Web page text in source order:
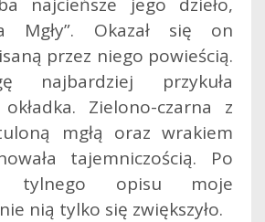
Mgły”. Okazał się on
przez niego powieścią.
najbardziej przykuła
Zielono-czarna z
mgłą oraz wrakiem
tajemniczością. Po
tylnego opisu moje
nią tylko się zwiększyło.